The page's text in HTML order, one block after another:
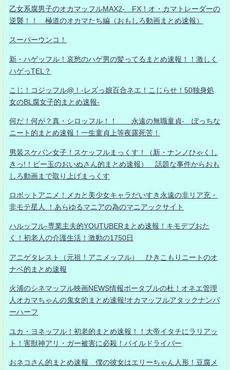
乙女系腐男子のオカマッフルMAX2- FX！オ・カマトレーダーの
逆襲！！ 極道のオカマたち編（おもしろ動画まとめ速報）
スーパーウンコ！
新・ハゲッフル！哀愁のハゲ男の髪ってるまとめ速報！！激しく
ハゲっTEL？
こじ！コジッフル@！-レズっ娘百合ネエ！こじらせ！50独身処
女のBL腐女子的まとめ速報-
何だ！何が？真・シロッフル！！ 永遠の無職童貞- ぼっちな
ニート的まとめ速報！一生童貞上等夜露死苦！
男装スケバン女子！スケッフルまっくす！（新・ナンノひゃくし
きっ!！ビー玉のおいぬさん的まとめ速報） 話題な事件からおも
しろ動画まで取り上げまっくす
ロボットアニメ！メカと美少女キャラだいすき永遠の非リア充・
非モテ星人 ！あらゆるマニアの為のマニアックサイト
ハルッフル-専業主夫的YOUTUBERまとめ速報！キモデブおた
く！初老人の介護生活！激動の1750日
アニゲタレスト（元祖！アニメッフル） ひきこもりニートのオ
ナベ的まとめ速報
火浦のシネマッフル映画NEWS情報ポータブルの杜！オネエ管理
人オカマちゃんの鬼女的まとめ速報!オカマッフルアタックナンバ
ーハーフ
ユカ・ヨネッフル！初老的まとめ速報！！大帝イタチにラリアッ
ト！害獣神アリ・ガー被害に必殺！パイルドライバー
おネコさん的まとめ速報 僕の彼女はエリーちゃん人形！豆腐メ